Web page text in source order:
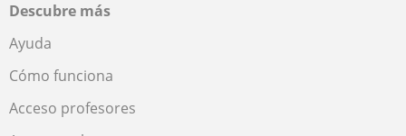
Descubre más
Ayuda
Cómo funciona
Acceso profesores